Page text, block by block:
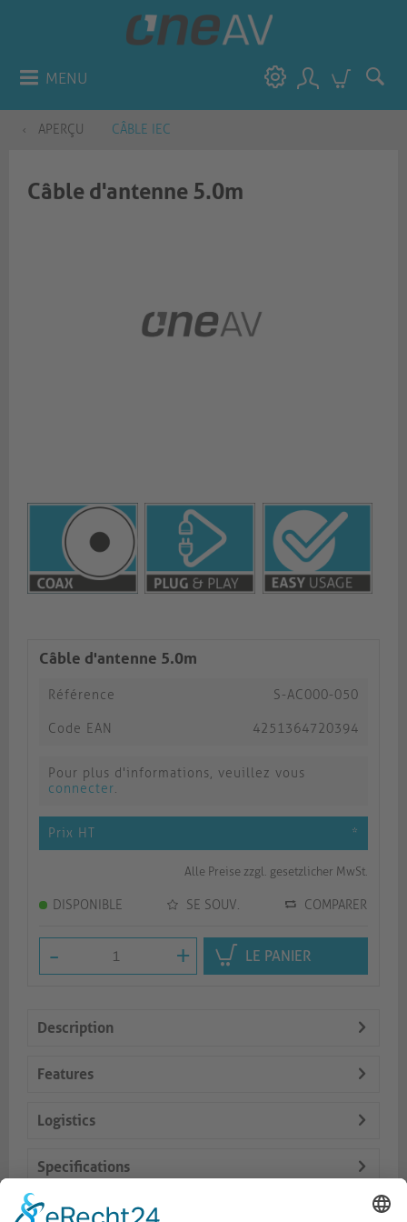
MENU
APERÇU CÂBLE IEC
Câble d'antenne 5.0m
Câble d'antenne 5.0m
Référence S-AC000-050
Code EAN 4251364720394
Pour plus d'informations, veuillez vous
connecter.
Prix HT *
Alle Preise zzgl. gesetzlicher MwSt.
DISPONIBLE SE SOUV. COMPARER
- + LE PANIER
Description
Features
Logistics
Specifications
Delivery Content